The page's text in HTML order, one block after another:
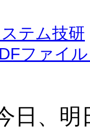
ステム技研
ファイル
日 、 明